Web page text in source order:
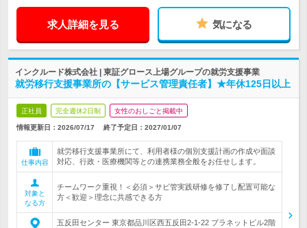
求人詳細を見る 気になる
インクルード株式会社 | 東証グロース上場グループの就労支援事業
就労移行支援事業所の【サービス管理責任者】★年休125日以上
正社員 完全週休2日制 女性のおしごと掲載中
情報更新日：2026/07/17 終了予定日： 2027/01/07
仕事内容
就労移行支援事業所にて、利用者様の個別支援計画の作成や面談
対応、行政・医療機関等との連携業務全般をお任せします。
対象と
なる方
チームワーク重視！＜必須＞サビ管実践研修を修了し配置可能な
方＜歓迎＞理念に共感できる方
五反田センター 東京都品川区西五反田2-1-22 プラネットビル2階